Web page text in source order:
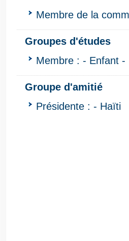
Membre de la
Groupes d'études
Membre : - Enfant -
Groupe d'amitié
Présidente : - Haïti